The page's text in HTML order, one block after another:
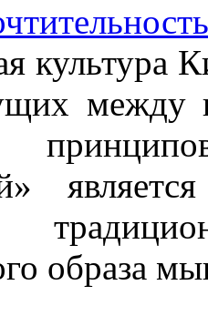
культура
между
образа